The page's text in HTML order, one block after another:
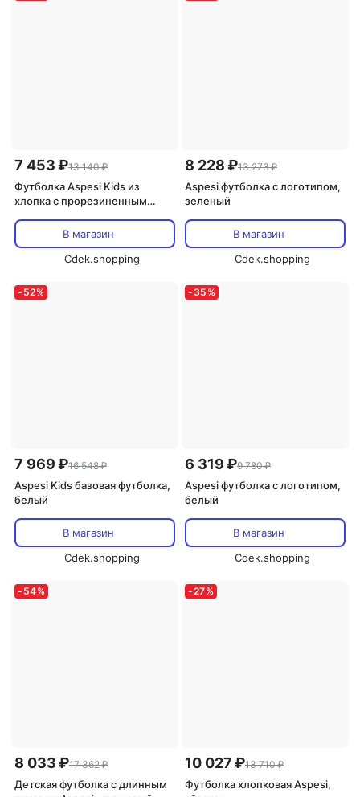
7 453 ₽13 140 ₽
Футболка Aspesi Kids из
хлопка с прорезиненным
В магазин
Cdek.shopping
8 228 ₽13 273 ₽
Aspesi футболка с логотипом,
зеленый
В магазин
Cdek.shopping
- 52%
7 969 ₽16 548 ₽
Aspesi Kids базовая футболка,
белый
В магазин
Cdek.shopping
- 35 %
6 319 ₽9 780 ₽
Aspesi футболка с логотипом,
белый
В магазин
Cdek.shopping
- 54%
8 033 ₽17 362 ₽
Детская футболка с длинным
-27%
10 027 ₽13 710 ₽
Футболка хлопковая Aspesi,